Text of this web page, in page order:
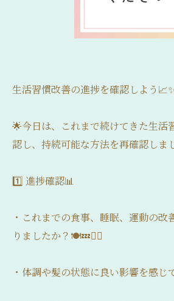
生活習慣改善の進捗を確認しよう
🌟今日は、これまで続けてきた生活
認し、持続可能な方法を再確認しま
1️⃣ 進捗確認📊
・これまでの食事、睡眠、運動の改
りましたか？🍽️💤🏃‍♂️
・体調や髪の状態に良い影響を感じ